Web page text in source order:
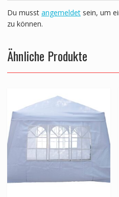
Du musst angemeldetsein, um
zu können.
Ähnliche Produkte